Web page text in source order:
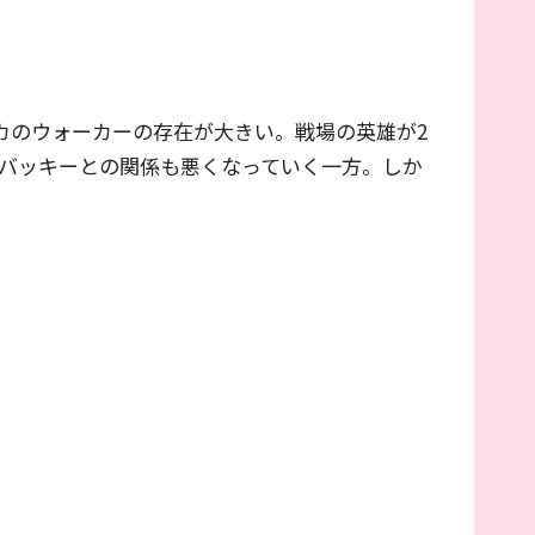
ウォーカーの存在が大きい。戦場の英雄が2
ッキーとの関係も悪くなっていく一方。しか